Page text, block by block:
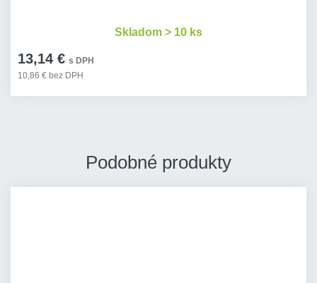
13,14 € s DPH
10,86 € bez DPH
Skladom > 10 ks
Podobné produkty